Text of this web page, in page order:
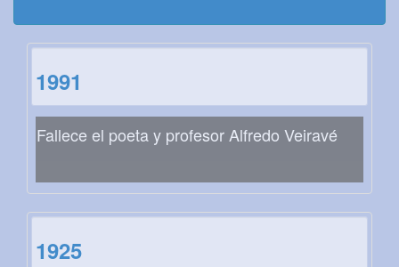
1991
Fallece el poeta y profesor Alfredo Veiravé
1925